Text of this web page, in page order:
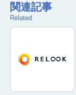
関連記事
Related